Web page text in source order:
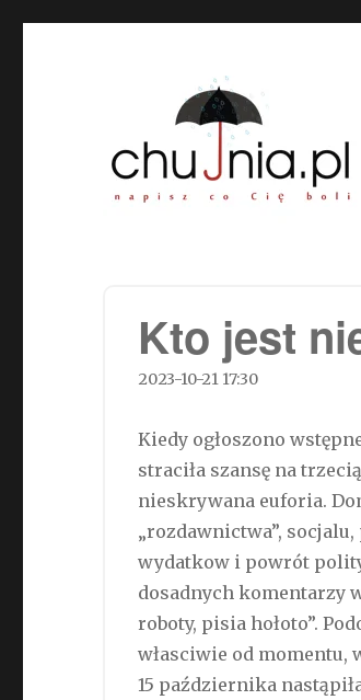
Kto jest
2023-10-21 17:30
Kiedy ogłoszono
straciła szansę na
nieskrywana euforia.
„rozdawnictwa”,
wydatkow i powrót
dosadnych komentarzy
roboty, pisia hołoto”.
własciwie od momentu,
15 października